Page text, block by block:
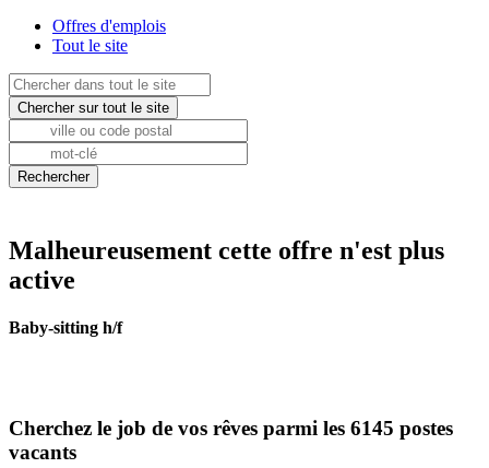
Offres d'emplois
Tout le site
Malheureusement cette offre n'est plus
active
Baby-sitting h/f
Cherchez le job de vos rêves parmi les 6145 postes
vacants